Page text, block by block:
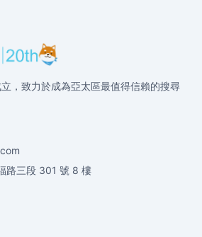
，致力於成為亞太區最值得信賴的搜尋
路三段 301 號 8 樓